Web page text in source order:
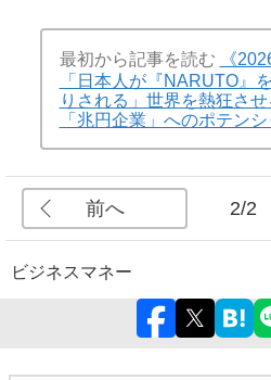
最初から記事を読む
《
「日本人が『NARUTO』
りされる」世界を熱狂さ
「兆円企業」へのポテン
前へ 2/2
ビジネスマネー